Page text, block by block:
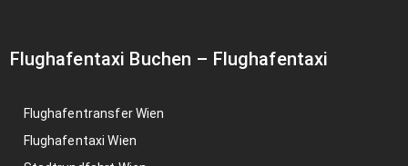
Flughafentaxi Buchen – Flughafentaxi
Flughafentransfer Wien
Flughafentaxi Wien